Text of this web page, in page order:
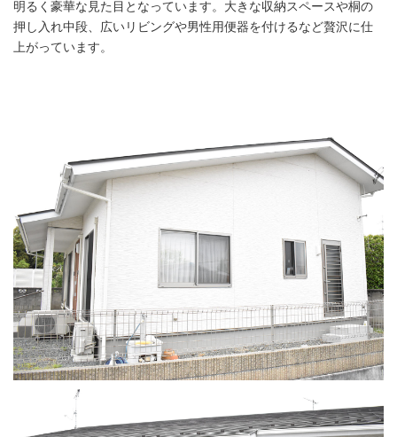
明るく豪華な見た目となっています。大きな収納スペースや桐の
押し入れ中段、広いリビングや男性用便器を付けるなど贅沢に仕
上がっています。